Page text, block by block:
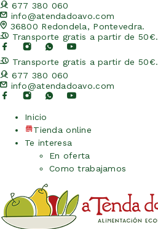
677 380 060
info@atendadoavo.com
36800 Redondela, Pontevedra.
Transporte gratis a partir de 50€.
Transporte gratis a partir de 50€.
677 380 060
info@atendadoavo.com
Inicio
Tienda online
Te interesa
En oferta
Como trabajamos